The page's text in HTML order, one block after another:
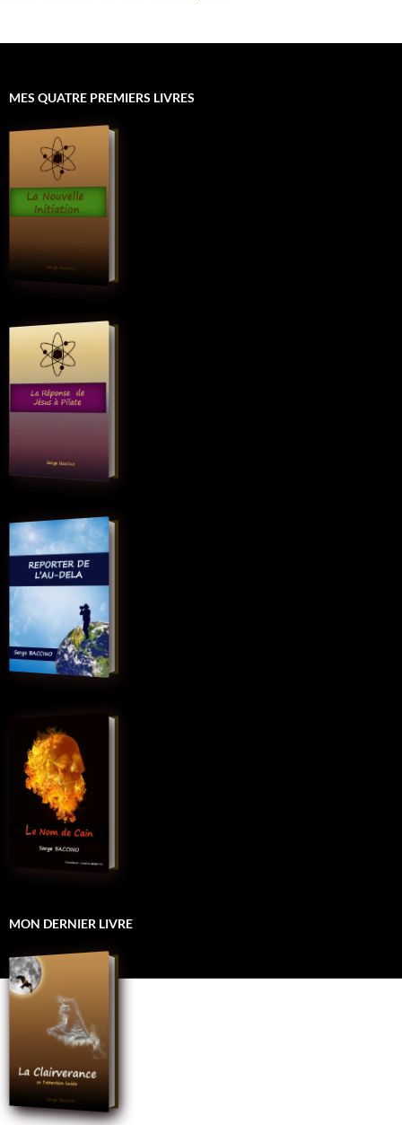
MES QUATRE PREMIERS LIVRES
MON DERNIER LIVRE